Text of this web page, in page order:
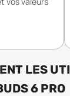
LES
6 PRO